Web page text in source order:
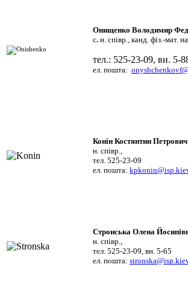
Онищенко Володимир
с. н. співр., канд. фіз.-мат.
тел.: 525-23-09, вн. 5-
ел. пошта:
Конін Костянтин Петрович
н. співр.,
тел. 525-23-09
ел. пошта:
Стронська Олена
н. співр.,
тел. 525-23-09, вн. 5-65
ел. пошта: